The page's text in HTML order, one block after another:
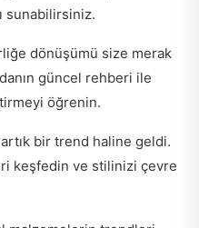
sunabilirsiniz.
dönüşümü size merak
güncel rehberi ile
öğrenin.
bir trend haline geldi.
keşfedin ve stilinizi çevre